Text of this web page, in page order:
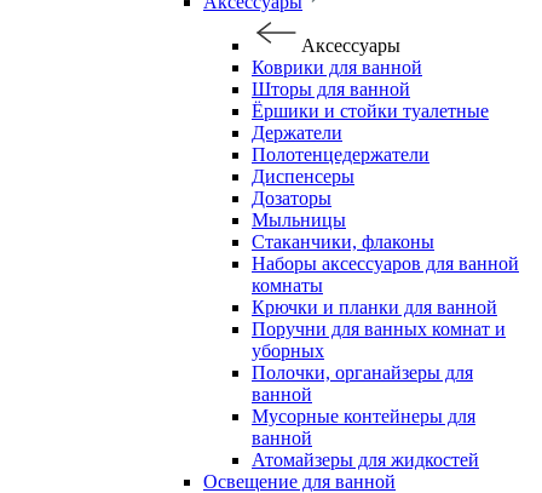
Аксессуары
Коврики для ванной
Шторы для ванной
Ёршики и стойки туалетные
Держатели
Полотенцедержатели
Диспенсеры
Дозаторы
Мыльницы
Стаканчики, флаконы
Наборы аксессуаров для ванной
комнаты
Крючки и планки для ванной
Поручни для ванных комнат и
уборных
Полочки, органайзеры для
ванной
Мусорные контейнеры для
ванной
Атомайзеры для жидкостей
Освещение для ванной